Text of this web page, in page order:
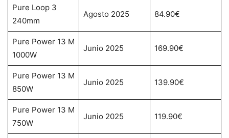
Pure Loop 3
240mm
Agosto 2025 84.90€
Pure Power 13 M
1000W
Junio 2025 169.90€
Pure Power 13 M
850W
Junio 2025 139.90€
Pure Power 13 M
750W
Junio 2025 119.90€